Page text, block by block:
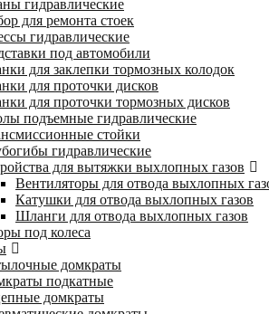
гидравлические
для ремонта стоек
гидравлические
под автомобили
для заклепки тормозных колодок
для проточки дисков
для проточки тормозных дисков
подъемные гидравлические
стойки
гидравлические
для вытяжки выхлопных газов
Вентиляторы для отвода выхлопных
Катушки для отвода выхлопных газов
Шланги для отвода выхлопных газов
под колеса
домкраты
подкатные
домкраты